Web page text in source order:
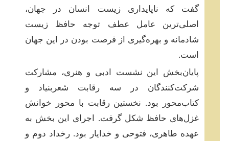
گفت که ناپایداری زیست انسان در جهان،
اصلی‌ترین عامل عطف توجه حافظ زیست
شادمانه و بهره‌گیری از فرصت بودن در این جهان
است.
پایان‌بخش این نشست ادبی و هنری، مشارکت
شرکت‌کنندگان در سه رقابت شعربنیاد و
کتاب‌محور بود. نخستین رقابت با محور خوانش
غزل‌های حافظ شکل گرفت. اجرای این بخش به
عهده‌ طاهری، فتوحی و خدایار بود. رخداد دوم و